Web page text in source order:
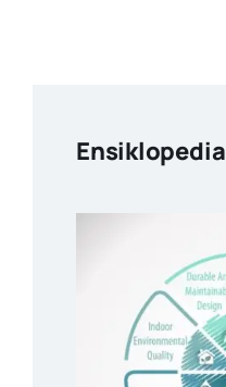
Ensiklopedia